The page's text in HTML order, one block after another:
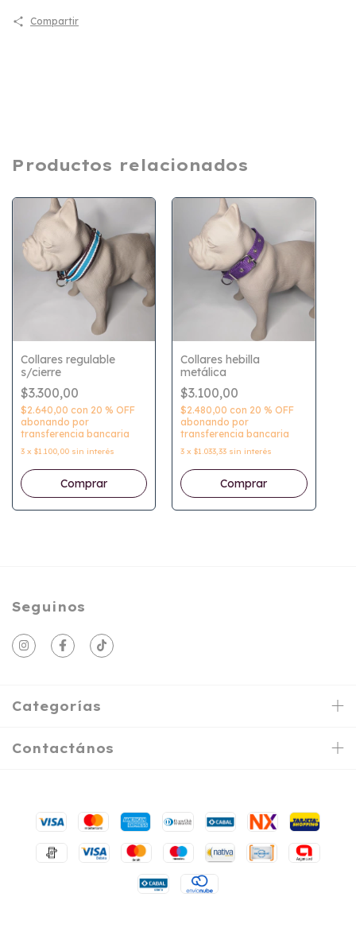
Compartir
Productos relacionados
Collares regulable
s/cierre
$3.300,00
$2.640,00 con 20 % OFF
abonando por
transferencia bancaria
3 x $1.100,00 sin interés
Comprar
Collares hebilla
metálica
$3.100,00
$2.480,00con 20 % OFF
abonando por
transferencia bancaria
3 x$1.033,33 sin interés
Comprar
Seguinos
Categorías
Contactános